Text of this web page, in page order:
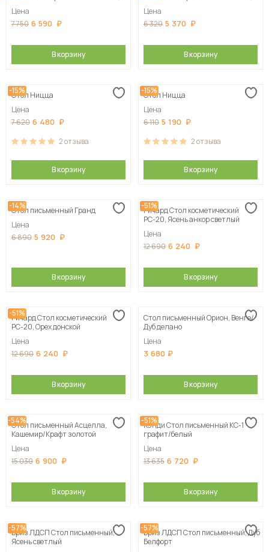
Цена
7 750 6 590
В корзину
Цена
6 320 5 370
В корзину
-15%
Стол Ницца
Цена
7 620 6 480
2отзыва
В корзину
-15%
Стол Ницца
Цена
6 110 5 190
2отзыва
В корзину
-14%
Стол письменный Гранд
Цена
6 890 5 920
В корзину
-51%
Ричард Стол косметический
РС-20, Ясень анкор светлый
Цена
12 690 6 240
В корзину
-51%
Ричард Стол косметический
РС-20, Орех донской
Цена
12 690 6 240
В корзину
Стол письменный Орион, Венге/
Дуб делано
Цена
3 680
В корзину
-54%
Стол письменный Асцелла,
Кашемир/Крафт золотой
Цена
15 030 6 900
В корзину
-51%
Кэнди Стол письменный КС-1
графит/белый
Цена
13 635 6 720
В корзину
-57%
Бриз ЛДСП Стол письменный,
Ясень светлый
-57%
Бриз ЛДСП Стол письменный, Дуб
Белфорт